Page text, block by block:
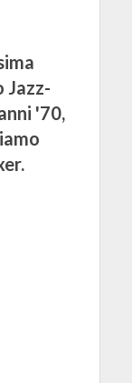
Jazz-
'70,